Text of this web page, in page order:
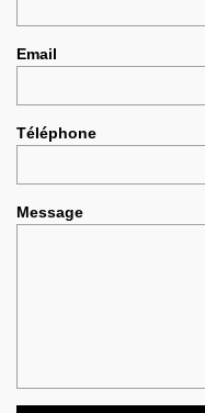
Email
Téléphone
Message